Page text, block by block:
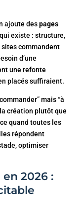
ajoute despages
existe : structure,
sites commandent
d’une
une refonte
placés suffiraient.
mais “à
création plutôt que
quand toutes les
répondent
optimiser
2026 :